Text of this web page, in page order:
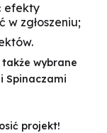
efekty
w zgłoszeniu;
wybrane
Spinaczami
projekt!